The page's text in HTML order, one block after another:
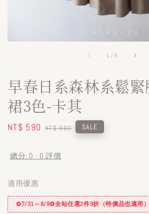
1 / 9
早春日系森林系鬆
裙3色-卡其
Sale
NT$ 590 Regular
NT$ 980 SALE
總分: 0 - 0 評價
適用優惠
✿7/31～8/9✿全站任選2件9折（特價品也適用）